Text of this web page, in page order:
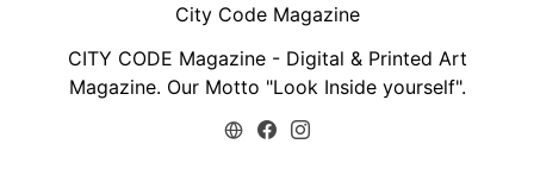
City Code Magazine
CITY CODE Magazine - Digital & Printed Art
Magazine. Our Motto "Look Inside yourself".